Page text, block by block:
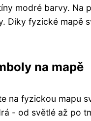
modré barvy. Na
Díky fyzické mapě
na mapě
na fyzickou mapu
- od světlé až po